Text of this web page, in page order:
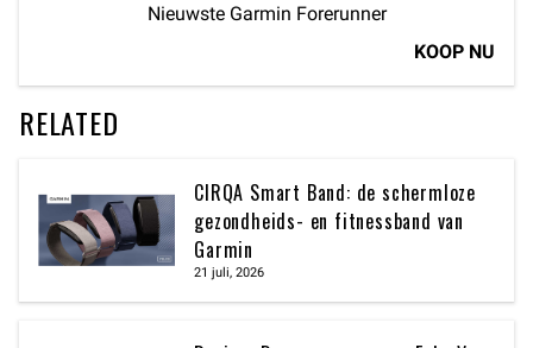
Nieuwste Garmin Forerunner
KOOP NU
RELATED
CIRQA Smart Band: de schermloze
gezondheids- en fitnessband van
Garmin
21 juli, 2026